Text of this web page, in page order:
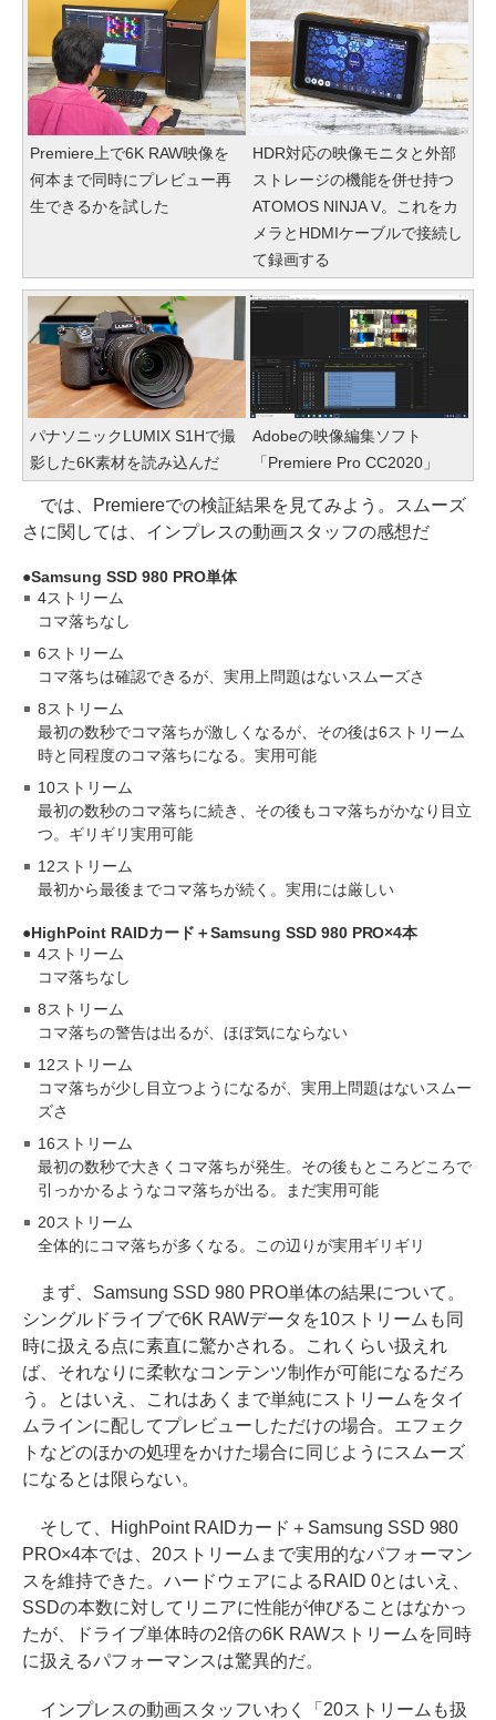
Premiere上で6K RAW映像を
何本まで同時にプレビュー再
生できるかを試した
HDR対応の映像モニタと外部
ストレージの機能を併せ持つ
ATOMOS NINJA V。これをカ
メラとHDMIケーブルで接続し
て録画する
パナソニックLUMIX S1Hで撮
影した6K素材を読み込んだ
Adobeの映像編集ソフト
「Premiere Pro CC2020」
では、Premiereでの検証結果を見てみよう。スムーズ
さに関しては、インプレスの動画スタッフの感想だ
Samsung SSD 980 PRO単体
4ストリーム
コマ落ちなし
6ストリーム
コマ落ちは確認できるが、実用上問題はないスムーズさ
8ストリーム
最初の数秒でコマ落ちが激しくなるが、その後は6ストリーム
時と同程度のコマ落ちになる。実用可能
10ストリーム
最初の数秒のコマ落ちに続き、その後もコマ落ちがかなり目立
つ。ギリギリ実用可能
12ストリーム
最初から最後までコマ落ちが続く。実用には厳しい
HighPoint RAIDカード＋Samsung SSD 980 PRO×4本
4ストリーム
コマ落ちなし
8ストリーム
コマ落ちの警告は出るが、ほぼ気にならない
12ストリーム
コマ落ちが少し目立つようになるが、実用上問題はないスムー
ズさ
16ストリーム
最初の数秒で大きくコマ落ちが発生。その後もところどころで
引っかかるようなコマ落ちが出る。まだ実用可能
20ストリーム
全体的にコマ落ちが多くなる。この辺りが実用ギリギリ
まず、Samsung SSD 980 PRO単体の結果について。
シングルドライブで6K RAWデータを10ストリームも同
時に扱える点に素直に驚かされる。これくらい扱えれ
ば、それなりに柔軟なコンテンツ制作が可能になるだろ
う。とはいえ、これはあくまで単純にストリームをタイ
ムラインに配してプレビューしただけの場合。エフェク
トなどのほかの処理をかけた場合に同じようにスムーズ
になるとは限らない。
そして、HighPoint RAIDカード＋Samsung SSD 980
PRO×4本では、20ストリームまで実用的なパフォーマン
スを維持できた。ハードウェアによるRAID 0とはいえ、
SSDの本数に対してリニアに性能が伸びることはなかっ
たが、ドライブ単体時の2倍の6K RAWストリームを同時
に扱えるパフォーマンスは驚異的だ。
インプレスの動画スタッフいわく「20ストリームも扱